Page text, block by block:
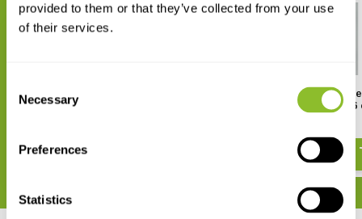
provided to them or that they’ve collected from your use
of their services.
Selection
Necessary
Preferences
Statistics
Hölzerner
Glasdeckel 15 x 23 x